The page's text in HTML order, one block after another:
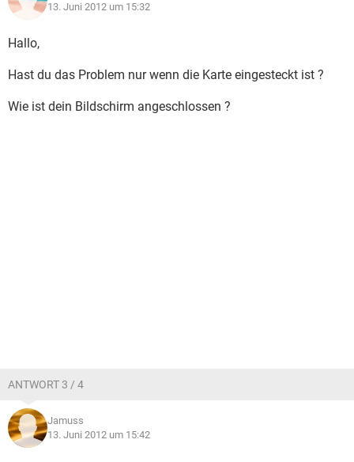
13. Juni 2012 um 15:32
Hallo,
Hast du das Problem nur wenn die Karte eingesteckt ist ?
Wie ist dein Bildschirm angeschlossen ?
ANTWORT 3 / 4
Jamuss
13. Juni 2012 um 15:42